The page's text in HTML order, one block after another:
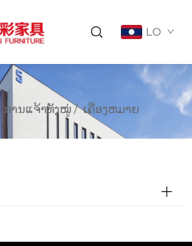
LO
ການແຈ້າທັງໝູ່/ເຄື່ອງຫມາຍ